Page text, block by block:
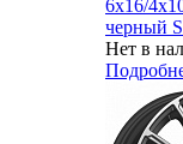
6x16/
черный
Нет в